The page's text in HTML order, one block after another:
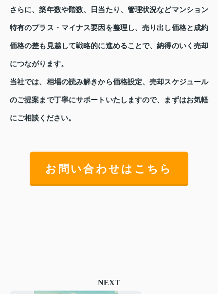
さらに、築年数や階数、日当たり、管理状況などマンション
特有のプラス・マイナス要因を整理し、売り出し価格と成約
価格の差も見越して戦略的に進めることで、納得のいく売却
につながります。
当社では、相場の読み解きから価格設定、売却スケジュール
のご提案まで丁寧にサポートいたしますので、まずはお気軽
にご相談ください。
お問い合わせはこちら
NEXT